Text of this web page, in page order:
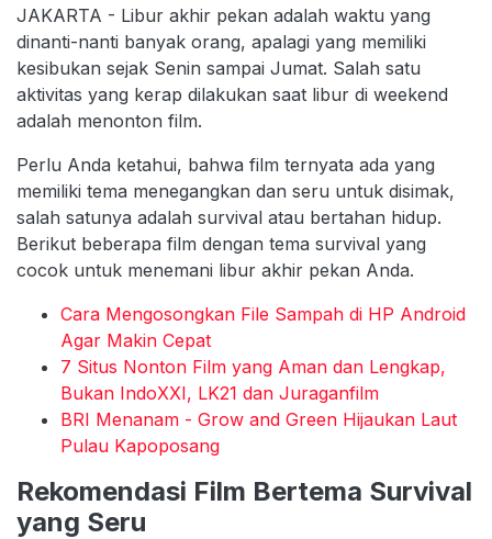
JAKARTA - Libur akhir pekan adalah waktu yang
dinanti-nanti banyak orang, apalagi yang memiliki
kesibukan sejak Senin sampai Jumat. Salah satu
aktivitas yang kerap dilakukan saat libur di weekend
adalah menonton film.
Perlu Anda ketahui, bahwa film ternyata ada yang
memiliki tema menegangkan dan seru untuk disimak,
salah satunya adalah survival atau bertahan hidup.
Berikut beberapa film dengan tema survival yang
cocok untuk menemani libur akhir pekan Anda.
Cara Mengosongkan File Sampah di HP Android
Agar Makin Cepat
7 Situs Nonton Film yang Aman dan Lengkap,
Bukan IndoXXI, LK21 dan Juraganfilm
BRI Menanam - Grow and Green Hijaukan Laut
Pulau Kapoposang
Rekomendasi Film Bertema Survival
yang Seru